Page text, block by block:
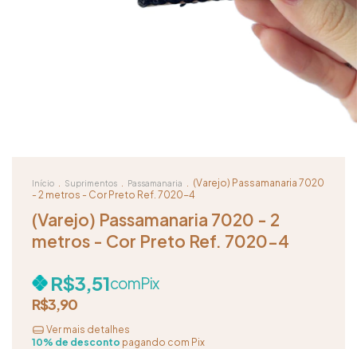
Início . Suprimentos . Passamanaria . (Varejo) Passamanaria 7020
- 2 metros - Cor Preto Ref. 7020-4
(Varejo) Passamanaria 7020 - 2
metros - Cor Preto Ref. 7020-4
R$3,90
R$3,51comPix
10% de desconto pagando com Pix
Ver mais detalhes